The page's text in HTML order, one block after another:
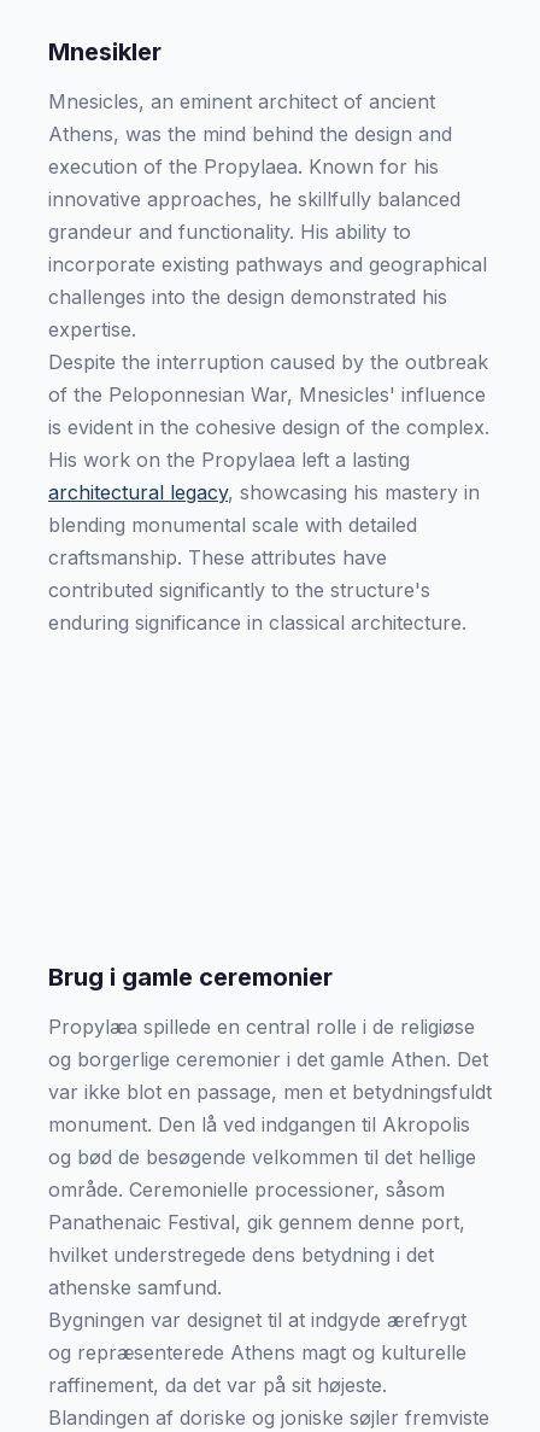
Mnesikler
Mnesicles, an eminent architect of ancient
Athens, was the mind behind the design and
execution of the Propylaea. Known for his
innovative approaches, he skillfully balanced
grandeur and functionality. His ability to
incorporate existing pathways and geographical
challenges into the design demonstrated his
expertise.
Despite the interruption caused by the outbreak
of the Peloponnesian War, Mnesicles' influence
is evident in the cohesive design of the complex.
His work on the Propylaea left a lasting
architectural legacy, showcasing his mastery in
blending monumental scale with detailed
craftsmanship. These attributes have
contributed significantly to the structure's
enduring significance in classical architecture.
Brug i gamle ceremonier
Propylæa spillede en central rolle i de religiøse
og borgerlige ceremonier i det gamle Athen. Det
var ikke blot en passage, men et betydningsfuldt
monument. Den lå ved indgangen til Akropolis
og bød de besøgende velkommen til det hellige
område. Ceremonielle processioner, såsom
Panathenaic Festival, gik gennem denne port,
hvilket understregede dens betydning i det
athenske samfund.
Bygningen var designet til at indgyde ærefrygt
og repræsenterede Athens magt og kulturelle
raffinement, da det var på sit højeste.
Blandingen af doriske og joniske søjler fremviste